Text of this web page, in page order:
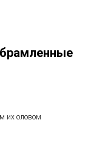
их оловом